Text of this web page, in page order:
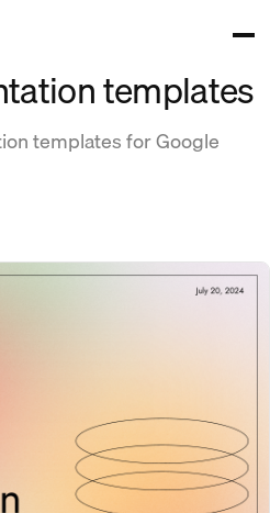
templates
templates for Google